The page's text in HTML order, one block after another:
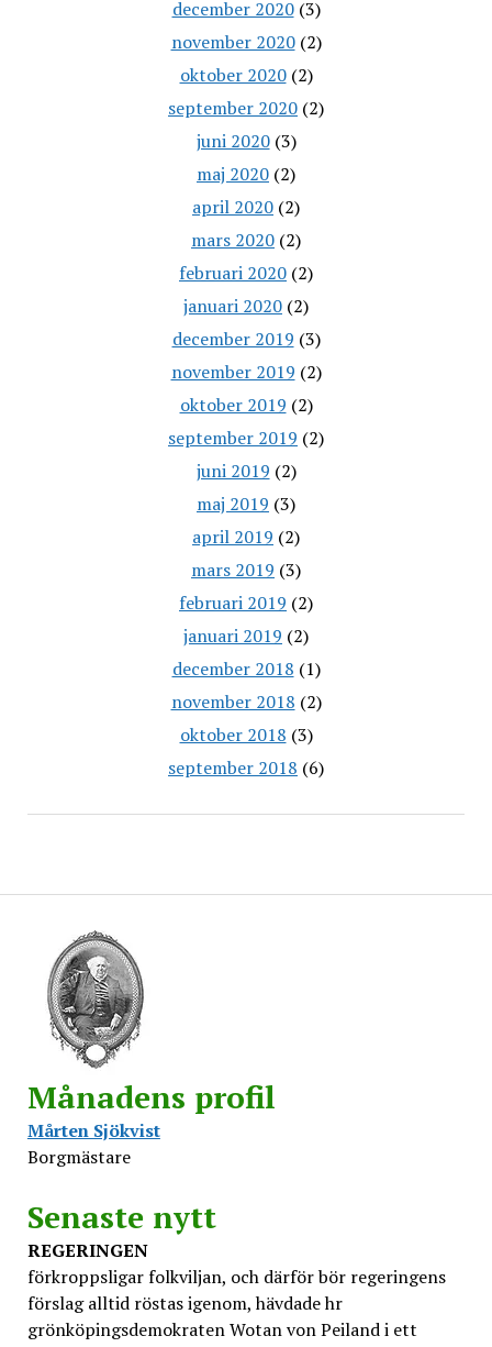
Månadens profil
Mårten Sjökvist
Borgmästare
Senaste nytt
REGERINGEN
förkroppsligar folkviljan, och därför bör regeringens
förslag alltid röstas igenom, hävdade hr
grönköpingsdemokraten Wotan von Peiland i ett
december 2020(3)
november 2020(2)
oktober 2020(2)
september 2020 (2)
juni 2020(3)
maj 2020 (2)
april 2020 (2)
mars 2020 (2)
februari 2020 (2)
januari 2020 (2)
december 2019 (3)
november 2019 (2)
oktober 2019 (2)
september 2019 (2)
juni 2019 (2)
maj 2019 (3)
april 2019 (2)
mars 2019 (3)
februari 2019 (2)
januari 2019 (2)
december 2018 (1)
november 2018 (2)
oktober 2018 (3)
september 2018 (6)